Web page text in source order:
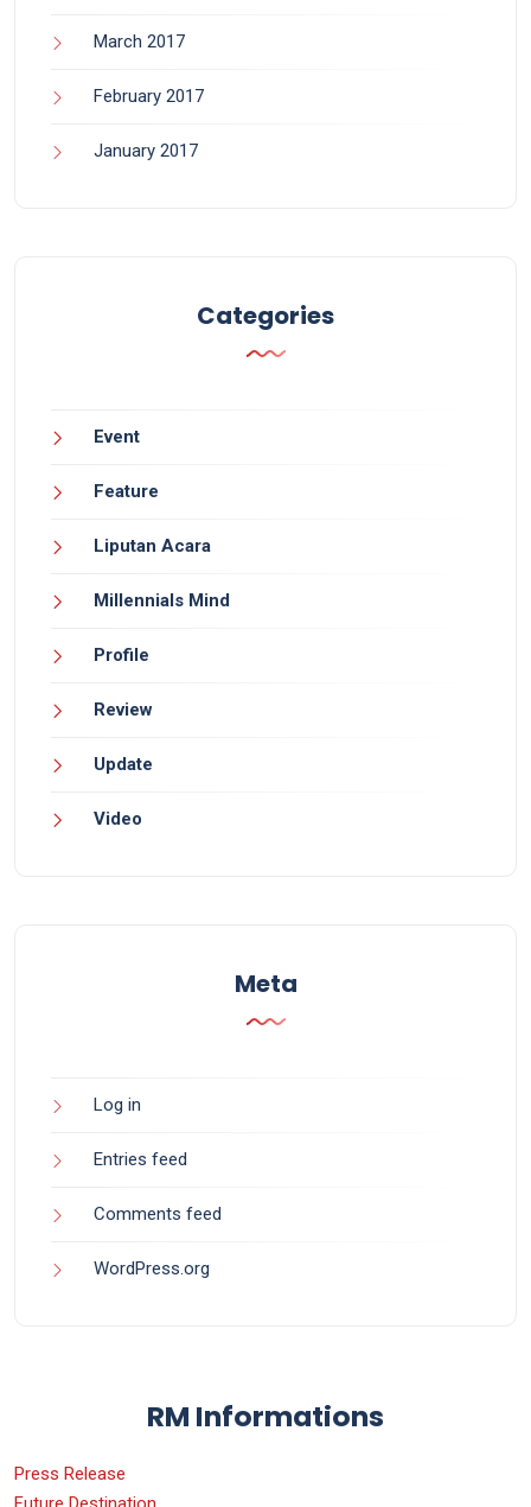
March 2017
February 2017
January 2017
Categories
Event
Feature
Liputan Acara
Millennials Mind
Profile
Review
Update
Video
Meta
Log in
Entries feed
Comments feed
WordPress.org
RM Informations
Press Release